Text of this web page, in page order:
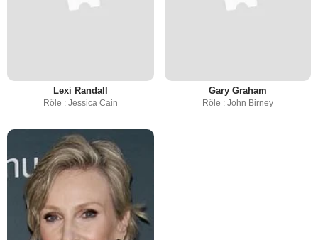
Lexi Randall
Rôle : Jessica Cain
Gary Graham
Rôle : John Birney